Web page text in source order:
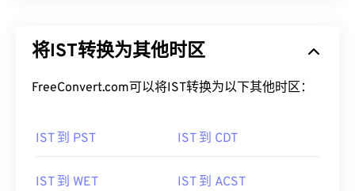
将IST转换为其他时区
FreeConvert.com可以将IST转换为以下其他时区：
IST 到 PST IST 到 CDT
IST 到 WET IST 到 ACST